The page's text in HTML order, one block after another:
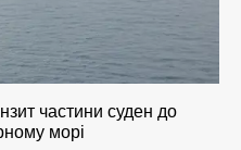
частини суден до
морі